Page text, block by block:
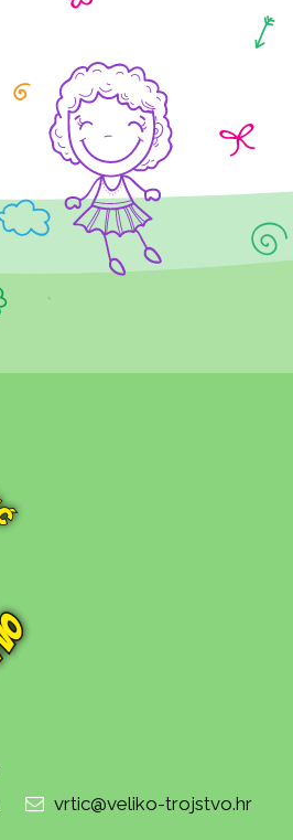
vrtic@veliko-trojstvo.hr